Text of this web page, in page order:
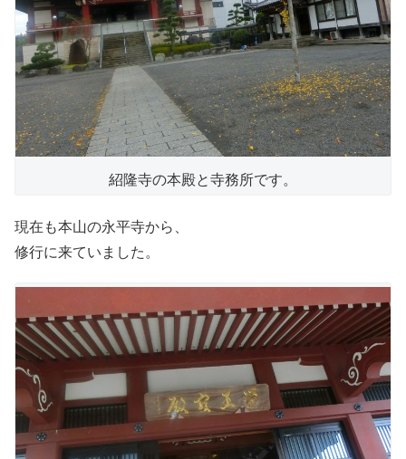
紹隆寺の本殿と寺務所です。
現在も本山の永平寺から、
修行に来ていました。